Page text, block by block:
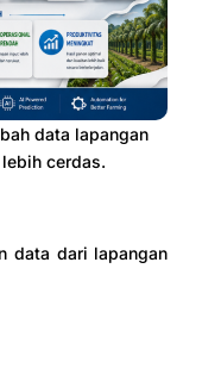
data lapangan
cerdas.
data dari lapangan